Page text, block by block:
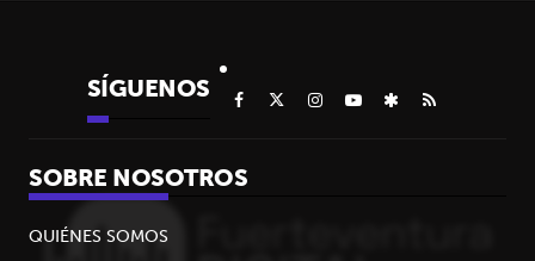
SÍGUENOS
SOBRE NOSOTROS
QUIÉNES SOMOS